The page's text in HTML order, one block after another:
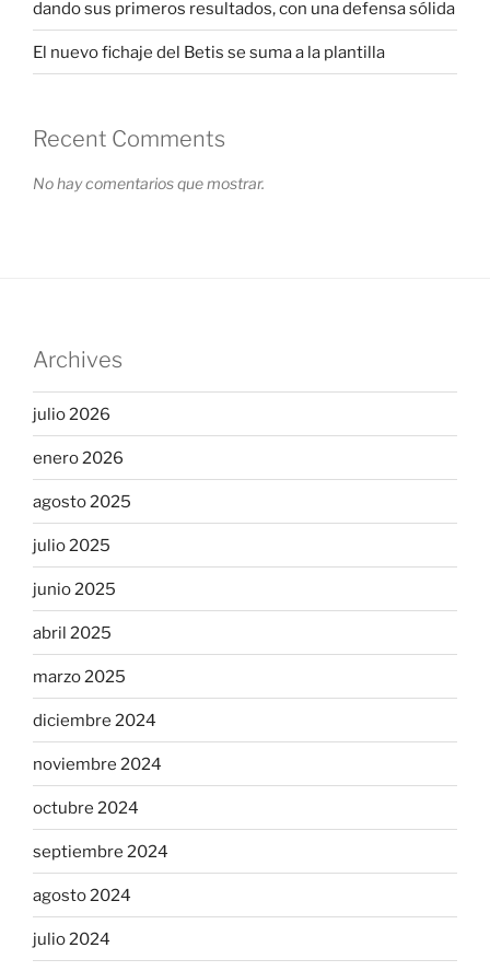
dando sus primeros resultados, con una defensa sólida
El nuevo fichaje del Betis se suma a la plantilla
Recent Comments
No hay comentarios que mostrar.
Archives
julio 2026
enero 2026
agosto 2025
julio 2025
junio 2025
abril 2025
marzo 2025
diciembre 2024
noviembre 2024
octubre 2024
septiembre 2024
agosto 2024
julio 2024